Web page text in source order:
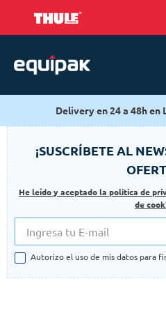
Delivery en 24 a 48h
¡SUSCRÍBETE AL
He leído y aceptado la politica de
de
Autorizo el uso de mis datos para